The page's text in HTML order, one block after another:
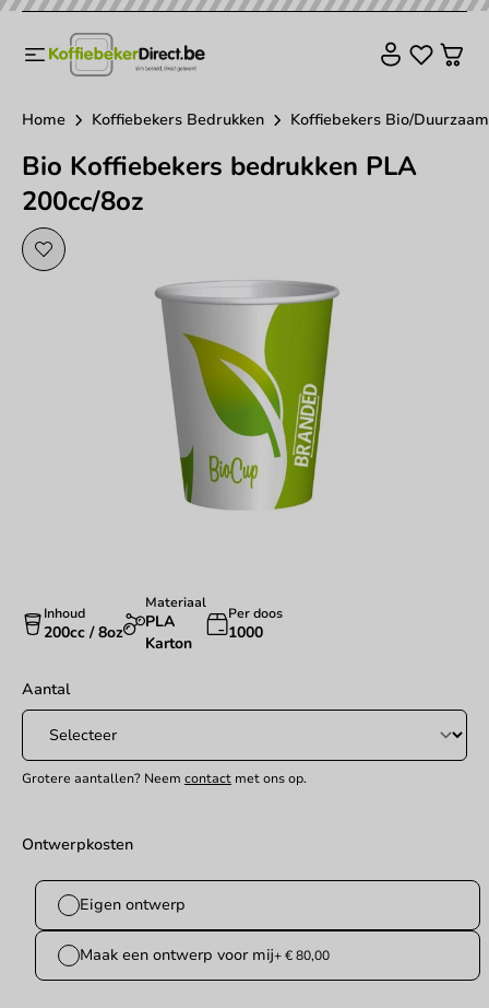
Home Koffiebekers Bedrukken Koffiebekers Bio/
Bio Koffiebekers bedrukken PLA
200cc/8oz
Inhoud
200cc / 8oz
Materiaal
PLA
Karton
Per doos
1000
Aantal
Grotere aantallen? Neem contact met ons op.
Ontwerpkosten
Eigen ontwerp
Maak een ontwerp voor mij+ € 80,00